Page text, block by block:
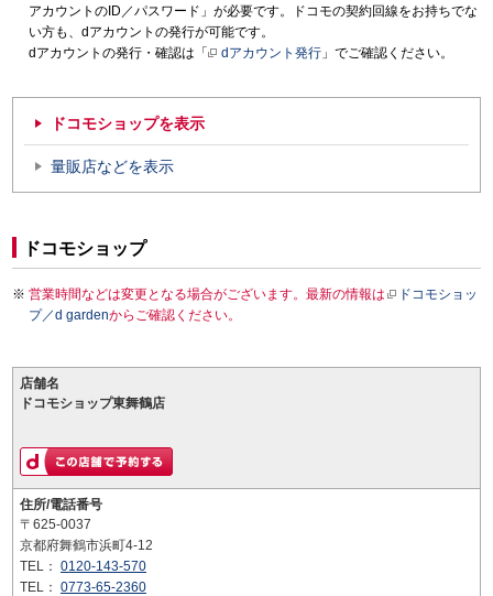
アカウントのID／パスワード」が必要です。ドコモの契約回線をお持ちでな
い方も、dアカウントの発行が可能です。
dアカウントの発行・確認は「
dアカウント発行 」でご確認ください。
ドコモショップを表示
量販店などを表示
ドコモショップ
営業時間などは変更となる場合がございます。最新の情報は
ドコモショッ
プ／d gardenからご確認ください。
店舗名
ドコモショップ東舞鶴店
住所/電話番号
〒625-0037
京都府舞鶴市浜町4-12
TEL： 0120-143-570
TEL： 0773-65-2360